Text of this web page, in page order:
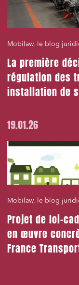
Mobilaw, le blog
La première
régulation des
installation de
19.01.26
Mobilaw, le blog
Projet de loi-
en œuvre
France